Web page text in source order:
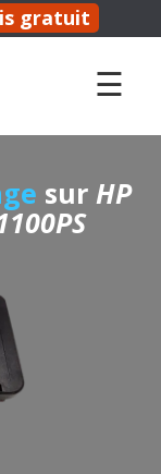
gratuit
☰
sur HP